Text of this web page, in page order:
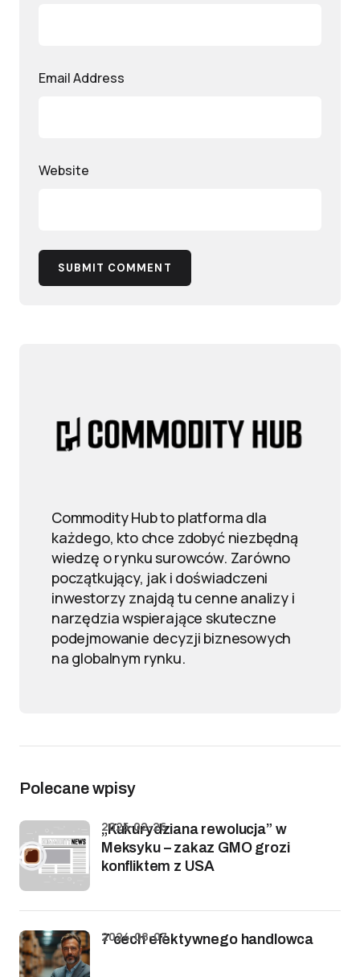
Email Address
Website
SUBMIT COMMENT
Commodity Hub to platforma dla
każdego, kto chce zdobyć niezbędną
wiedzę o rynku surowców. Zarówno
początkujący, jak i doświadczeni
inwestorzy znajdą tu cenne analizy i
narzędzia wspierające skuteczne
podejmowanie decyzji biznesowych
na globalnym rynku.
Polecane wpisy
„Kukurydziana rewolucja” w
Meksyku – zakaz GMO grozi
konfliktem z USA
2025-02-26
7 cech efektywnego handlowca
2024-08-07